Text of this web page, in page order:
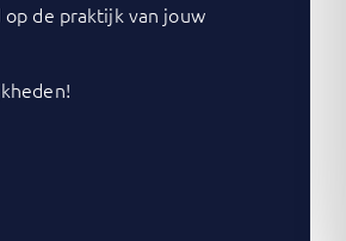
de praktijk van jouw